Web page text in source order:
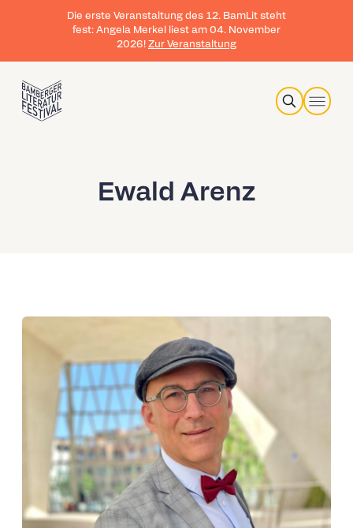
Die erste Veranstaltung des 12. BamLit steht
fest: Angela Merkel liest am 04. November
2026! Zur Veranstaltung
Search
Ewald Arenz